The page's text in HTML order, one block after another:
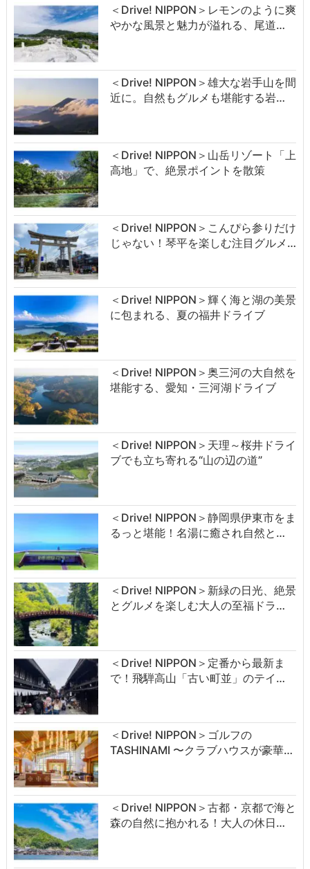
＜Drive! NIPPON＞レモンのように爽
やかな風景と魅力が溢れる、尾道…
＜Drive! NIPPON＞雄大な岩手山を間
近に。自然もグルメも堪能する岩…
＜Drive! NIPPON＞山岳リゾート「上
高地」で、絶景ポイントを散策
＜Drive! NIPPON＞こんぴら参りだけ
じゃない！琴平を楽しむ注目グルメ…
＜Drive! NIPPON＞輝く海と湖の美景
に包まれる、夏の福井ドライブ
＜Drive! NIPPON＞奥三河の大自然を
堪能する、愛知・三河湖ドライブ
＜Drive! NIPPON＞天理～桜井ドライ
ブでも立ち寄れる“山の辺の道”
＜Drive! NIPPON＞静岡県伊東市をま
るっと堪能！名湯に癒され自然と…
＜Drive! NIPPON＞新緑の日光、絶景
とグルメを楽しむ大人の至福ドラ…
＜Drive! NIPPON＞定番から最新ま
で！飛騨高山「古い町並」のテイ…
＜Drive! NIPPON＞ゴルフの
TASHINAMI 〜クラブハウスが豪華…
＜Drive! NIPPON＞古都・京都で海と
森の自然に抱かれる！大人の休日…